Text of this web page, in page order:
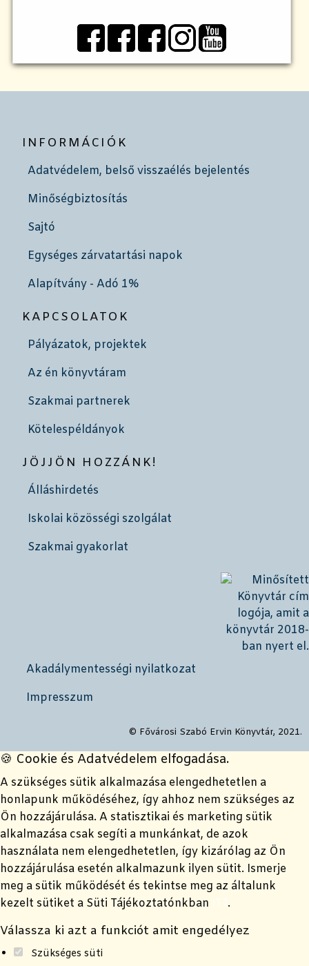
INFORMÁCIÓK
Adatvédelem, belső visszaélés bejelentés
Minőségbiztosítás
Sajtó
Egységes zárvatartási napok
Alapítvány - Adó 1%
KAPCSOLATOK
Pályázatok, projektek
Az én könyvtáram
Szakmai partnerek
Kötelespéldányok
JÖJJÖN HOZZÁNK!
Álláshirdetés
Iskolai közösségi szolgálat
Szakmai gyakorlat
Akadálymentességi nyilatkozat
Impresszum
© Fővárosi Szabó Ervin Könyvtár, 2021.
🍪 Cookie és Adatvédelem elfogadása.
A szükséges sütik alkalmazása elengedhetetlen a
honlapunk működéséhez, így ahhoz nem szükséges az
Ön hozzájárulása. A statisztikai és marketing sütik
alkalmazása csak segíti a munkánkat, de azok
használata nem elengedhetetlen, így kizárólag az Ön
hozzájárulása esetén alkalmazunk ilyen sütit. Ismerje
meg a sütik működését és tekintse meg az általunk
kezelt sütiket a Süti Tájékoztatónkban
.
Válassza ki azt a funkciót amit engedélyez
Szükséges süti